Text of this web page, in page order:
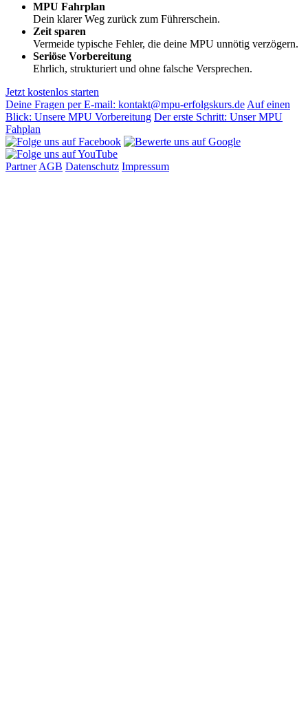
MPU Fahrplan
Dein klarer Weg zurück zum Führerschein.
Zeit sparen
Vermeide typische Fehler, die deine MPU unnötig verzögern.
Seriöse Vorbereitung
Ehrlich, strukturiert und ohne falsche Versprechen.
Jetzt kostenlos starten
Deine Fragen per E-mail: kontakt@mpu-erfolgskurs.de Auf einen
Blick: Unsere MPU Vorbereitung Der erste Schritt: Unser MPU
Fahplan
Partner AGB Datenschutz Impressum